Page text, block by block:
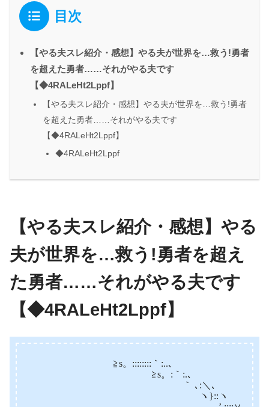
目次
【やる夫スレ紹介・感想】やる夫が世界を…救う!勇者
を超えた勇者……それがやる夫です
【◆4RALeHt2Lppf】
【やる夫スレ紹介・感想】やる夫が世界を…救う!勇者
を超えた勇者……それがやる夫です
【◆4RALeHt2Lppf】
◆4RALeHt2Lppf
【やる夫スレ紹介・感想】やる
夫が世界を…救う!勇者を超え
た勇者……それがやる夫です
【◆4RALeHt2Lppf】
‭‭ ≧s。::::::::｀:..､‬‬
‭‭ ≧s。:｀:.､‬‬
‭‭ ｀ ､:＼､‬‬
‭‭ ヽ}::ヽ‬‬